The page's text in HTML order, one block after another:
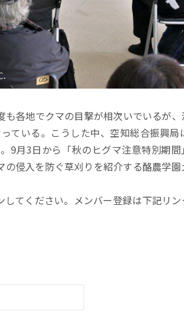
各地でクマの目撃が相次いでいるが
ている。こうした中、空知総合振興局
9月3日から「秋のヒグマ注意特別期間
侵入を防ぐ草刈りを紹介する酪農学
てください。メンバー登録は下記リン